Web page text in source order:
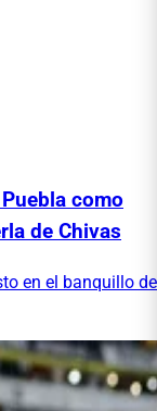
como
de Chivas
en el banquillo de